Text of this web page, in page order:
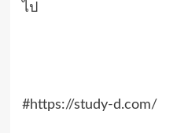
ไป
#https://study-d.com/